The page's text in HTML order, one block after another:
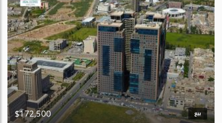
بيع $172,500